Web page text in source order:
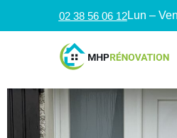
02 38 56 06 12Lun –